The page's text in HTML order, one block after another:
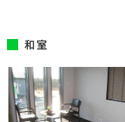
和室